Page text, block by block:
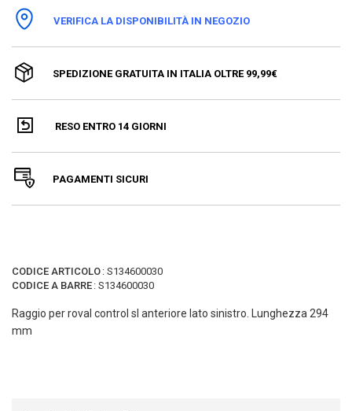
VERIFICA LA DISPONIBILITÀ IN NEGOZIO
SPEDIZIONE GRATUITA IN ITALIA OLTRE 99,99€
RESO ENTRO 14 GIORNI
PAGAMENTI SICURI
CODICE ARTICOLO : S134600030
CODICE A BARRE : S134600030
Raggio per roval control sl anteriore lato sinistro. Lunghezza 294
mm